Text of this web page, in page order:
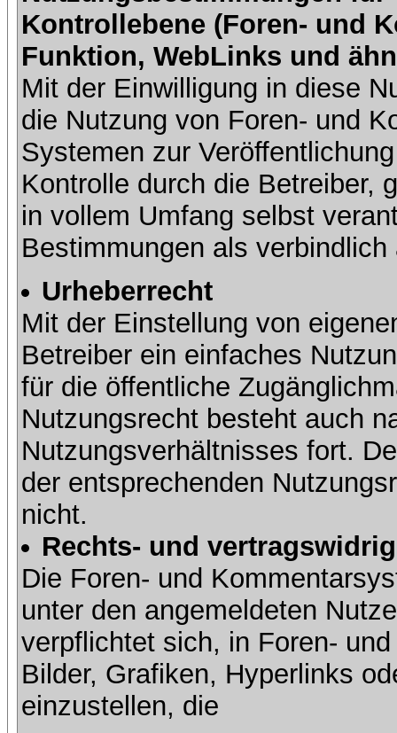
Kontrollebene (Foren- und
Funktion, WebLinks und
Mit der Einwilligung in diese
die Nutzung von Foren- und
Systemen zur
Kontrolle durch die Betreiber,
in vollem Umfang selbst
Bestimmungen als verbindlich
Urheberrecht
Mit der Einstellung von
Betreiber ein einfaches
für die öffentliche
Nutzungsrecht besteht auch
Nutzungsverhältnisses fort.
der entsprechenden
nicht.
Rechts- und
Die Foren- und
unter den angemeldeten
verpflichtet sich, in Foren-
Bilder, Grafiken, Hyperlinks
einzustellen, die